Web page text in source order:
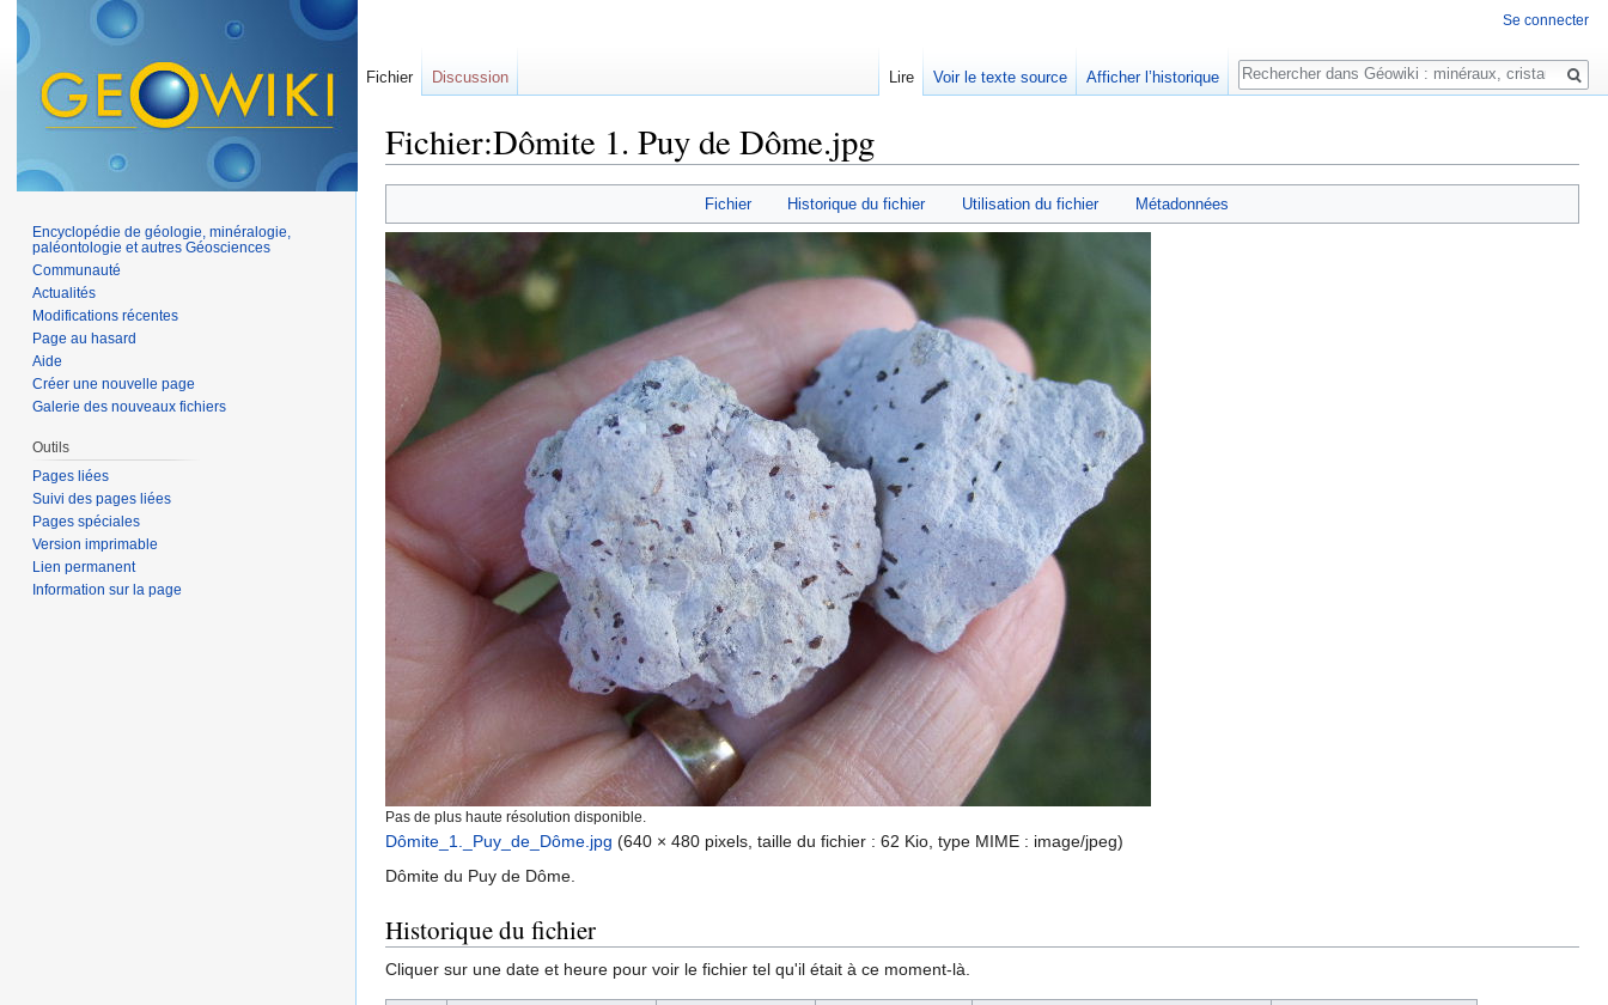
Fichier:Dômite 1. Puy de Dôme.jpg
Fichier Historique du fichier Utilisation du fichier Métadonnées
Pas de plus haute résolution disponible.
Dômite_1._Puy_de_Dôme.jpg (640 × 480 pixels, taille du fichier : 62 Kio, type MIME : image/jpeg)
Dômite du Puy de Dôme.
Historique du fichier
Cliquer sur une date et heure pour voir le fichier tel qu'il était à ce moment-là.
Se connecter
Fichier Discussion Lire Voir le texte source Afficher l’historique
Rechercher
Encyclopédie de géologie, minéralogie,
paléontologie et autres Géosciences
Communauté
Actualités
Modifications récentes
Page au hasard
Aide
Créer une nouvelle page
Galerie des nouveaux fichiers
Outils
Pages liées
Suivi des pages liées
Pages spéciales
Version imprimable
Lien permanent
Information sur la page